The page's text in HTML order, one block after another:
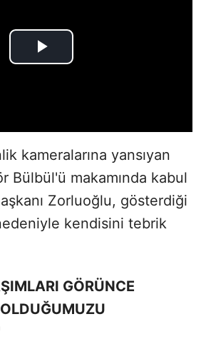
kameralarına yansıyan
Bülbül'ü makamında kabul
Zorluoğlu, gösterdiği
kendisini tebrik
GÖRÜNCE